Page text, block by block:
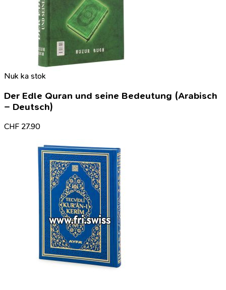
Nuk ka stok
Der Edle Quran und seine Bedeutung (Arabisch
– Deutsch)
CHF 27.90